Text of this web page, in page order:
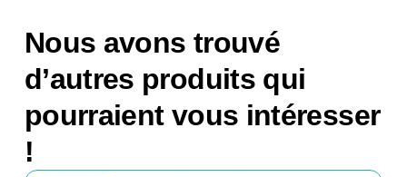
Nous avons trouvé
d’autres produits qui
pourraient vous intéresser
!